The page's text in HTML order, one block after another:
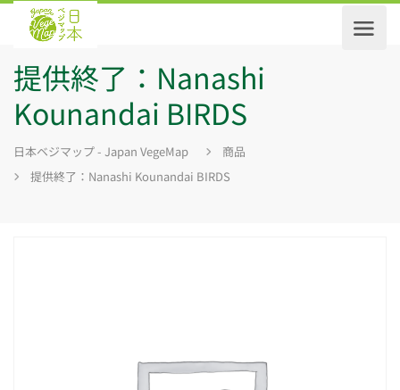
提供終了：Nanashi
Kounandai BIRDS
日本ベジマップ - Japan VegeMap
商品
提供終了：Nanashi Kounandai BIRDS